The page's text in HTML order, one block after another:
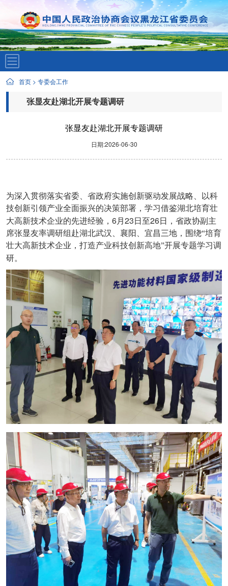
首页 > 专委会工作
张显友赴湖北开展专题调研
张显友赴湖北开展专题调研
日期:2026-06-30
为深入贯彻落实省委、省政府实施创新驱动发展战略、以科
技创新引领产业全面振兴的决策部署，学习借鉴湖北培育壮
大高新技术企业的先进经验， 6月 23 日至26日，省政协副主
席张显友率调研组赴湖北武汉、襄阳、宜昌三地，围绕“培育
壮大高新技术企业，打造产业科技创新高地”开展专题学习调
研。